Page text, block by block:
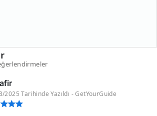
2025 Tarihinde Yazıldı - GetYourGuide